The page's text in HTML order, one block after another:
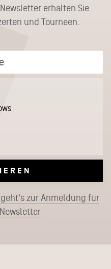
erhalten Sie
und Tourneen.
geht's zur Anmeldung für